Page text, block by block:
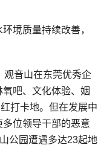
境质量持续改善，
观音山在东莞优秀企
吧、文化体验、姻
打卡地。但在发展中
位领导干部的恶意
公园遭遇多达23起地